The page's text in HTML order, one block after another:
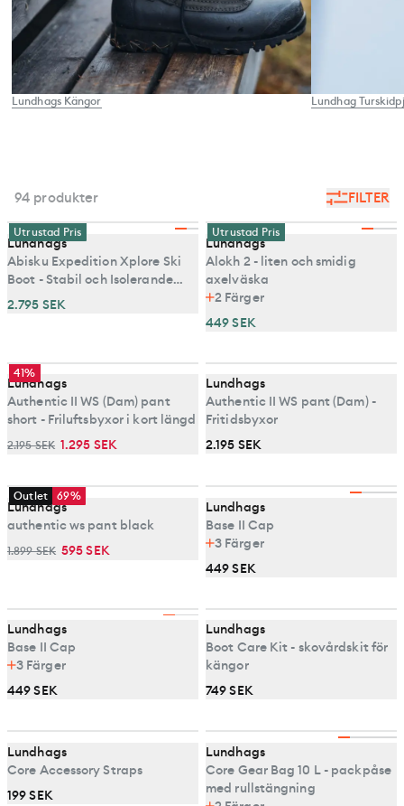
Lundhags Kängor Lundhag
FILTER
94 produkter
Utrustad Pris
Lundhags
Abisku Expedition Xplore Ski
Boot - Stabil och Isolerande
Skidkänga för xplore bindning
2.795 SEK
Utrustad Pris
Lundhags
Alokh 2 - liten och smidig
axelväska
2 Färger
449 SEK
41%
Lundhags
Authentic II WS (Dam) pant
short - Friluftsbyxor i kort längd
2.195 SEK 1.295 SEK
Lundhags
Authentic II WS pant (Dam) -
Fritidsbyxor
2.195 SEK
Outlet 69%
Lundhags
authentic ws pant black
1.899 SEK 595 SEK
Lundhags
Base II Cap
3 Färger
449 SEK
Lundhags
Base II Cap
3 Färger
449 SEK
Lundhags
Boot Care Kit - skovårdskit för
kängor
749 SEK
Lundhags
Core Accessory Straps
199 SEK
Lundhags
Core Gear Bag 10 L - packpåse
med rullstängning